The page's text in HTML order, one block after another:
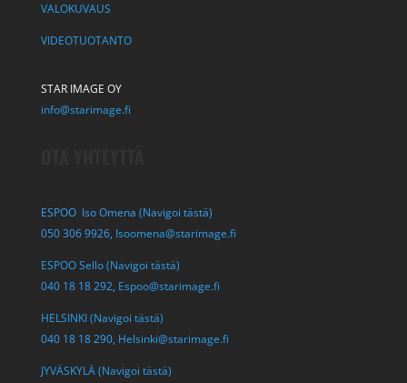
VALOKUVAUS
VIDEOTUOTANTO
STAR IMAGE OY
info@starimage.fi
ESPOO Iso Omena (Navigoi tästä)
050 306 9926, Isoomena@starimage.fi
ESPOO Sello (Navigoi tästä)
040 18 18 292, Espoo@starimage.fi
HELSINKI (Navigoi tästä)
040 18 18 290, Helsinki@starimage.fi
JYVÄSKYLÄ (Navigoi tästä)